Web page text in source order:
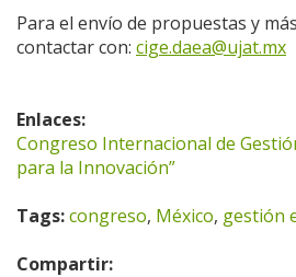
Para el envío de propuestas y
contactar con: cige.daea@ujat.mx
Enlaces:
Congreso Internacional de
para la Innovación”
Tags:congreso, México, gestión
Compartir: